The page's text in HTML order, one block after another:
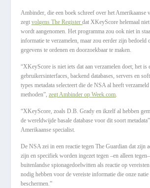
Ambinder, die een boek schreef over het Amerikaanse
zegtvolgens The Registerdat XKeyScore helemaal
wordt aangenomen. Het programma zou ook niet in
informatie te verzamelen, maar zou eerder zijn bedoeld
gegevens te ordenen en doorzoekbaar te maken.
“XKeyScore is niet iets dat aan verzamelen doet; het is
gebruikersinterfaces, backend databases, servers en
types metadata selecteert die de NSA al heeft
methoden”,zegt Ambinder op Week.com.
“XKeyScore, zoals D.B. Grady en ikzelf al hebben
de wereldwijde basale database voor dit soort
Amerikaanse specialist.
De NSA zei in een reactie tegen The Guardian dat zijn
zijn en specifiek worden ingezet tegen –en alleen
buitenlandse spionagedoelwitten als reactie op
nodig hebben voor de vereiste informatie die onze
beschermen.”